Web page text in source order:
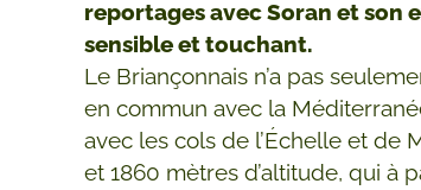
reportages avec Soran et son
sensible et touchant.
Le Briançonnais n’a pas
en commun avec la
avec les cols de l’Échelle et de
et 1860 mètres d’altitude, qui à